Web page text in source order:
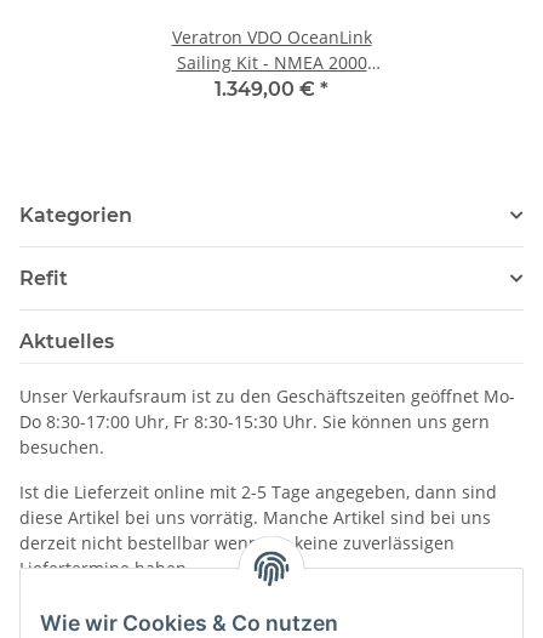
Wie wir Cookies & Co nutzen
Veratron VDO OceanLink
Sailing Kit - NMEA 2000
85mm Rundinsstrumente
1.349,00 € *
Kategorien
Refit
Aktuelles
Unser Verkaufsraum ist zu den Geschäftszeiten geöffnet Mo-
Do 8:30-17:00 Uhr, Fr 8:30-15:30 Uhr. Sie können uns gern
besuchen.
Ist die Lieferzeit online mit 2-5 Tage angegeben, dann sind
diese Artikel bei uns vorrätig. Manche Artikel sind bei uns
derzeit nicht bestellbar wenn wir keine zuverlässigen
Liefertermine haben.
Informationen